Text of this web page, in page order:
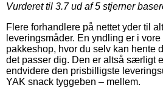
Vurderet til 3.7ud af 5 stjerner
Flere forhandlere på nettet yder til
leveringsmåder. En yndling er i
pakkeshop, hvor du selv kan hente
det passer dig. Den er altså særligt
endvidere den prisbilligste
YAK snack tyggeben – mellem.